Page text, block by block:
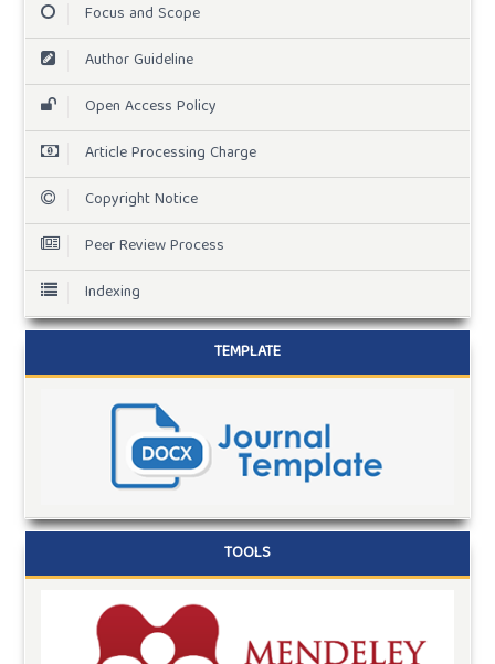
Focus and Scope
Author Guideline
Open Access Policy
Article Processing Charge
Copyright Notice
Peer Review Process
Indexing
TEMPLATE
TOOLS